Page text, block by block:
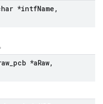
*intfName ,
pcb *aRaw,